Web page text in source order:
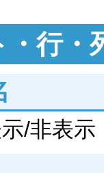
・行・
/非表示